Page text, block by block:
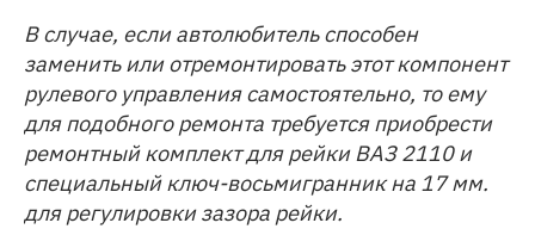
В случае, если автолюбитель способен
заменить или отремонтировать этот компонент
рулевого управления самостоятельно, то ему
для подобного ремонта требуется приобрести
ремонтный комплект для рейки ВАЗ 2110 и
специальный ключ-восьмигранник на 17 мм.
для регулировки зазора рейки.